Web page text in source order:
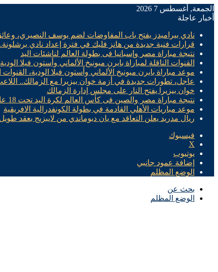
الجمعة, أغسطس 7 2026
أخبار عاجلة
نادي بيراميدز يفتح باب المفاوضات لضم يوسف النصيري،
قرارات فنية جديدة من هانز فليك في فترة إعداد نادي
نتيجة مباراة مصر وإسبانيا فى بطولة العالم لناشئات اليد
القنوات الناقلة لمباراة بايرن ميونيخ الألماني وأستون فيلا
موعد مباراة بايرن ميونيخ الألماني وأستون فيلا الودية، القنوات
عاجل، تطورات جديدة في أزمة خوان بيزيرا مع الزمالك..
خوان بيزيرا يفتح النار على مجلس إدارة الزمالك
نتيجة مباراة مصر والصين فى كأس العالم لكرة اليد تحت 18 عام “سيدات”
موعد مباريات الأهلي القادمة في بطولة الكونفدرالية الافريقية
ريال مدريد يعلن التعاقد مع يان ديوماندي من لايبزيج بعقد طويل
فيسبوك
X
يوتيوب
إضافة عمود جانبي
الوضع المظلم
بحث عن
الوضع المظلم